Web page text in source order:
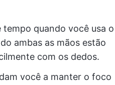
tempo quando você usa o
ambas as mãos estão
com os dedos.
você a manter o foco